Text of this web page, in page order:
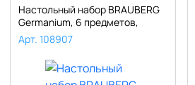
Настольный набор BRAUBERG
Germanium, 6 предметов,
черны..
Арт. 108907